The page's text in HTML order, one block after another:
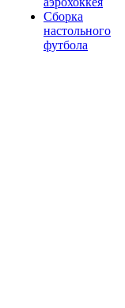
Сборка
настольного
футбола